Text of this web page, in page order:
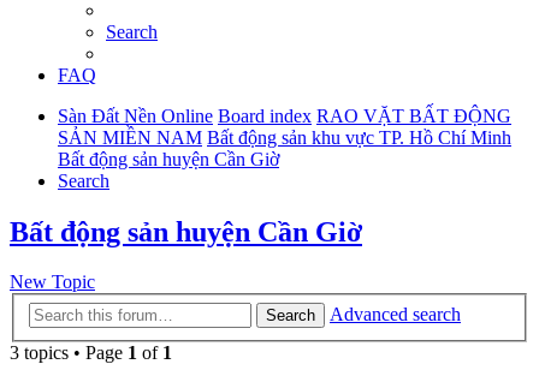
Search
FAQ
Sàn Đất Nền Online Board index RAO VẶT BẤT ĐỘNG
SẢN MIỀN NAM Bất động sản khu vực TP. Hồ Chí Minh
Bất động sản huyện Cần Giờ
Search
Bất động sản huyện Cần Giờ
New Topic
Search
Advanced search
3 topics • Page 1 of 1